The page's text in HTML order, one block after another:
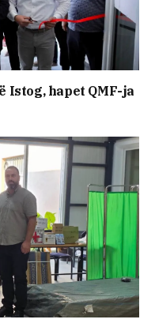
Istog, hapet QMF-ja